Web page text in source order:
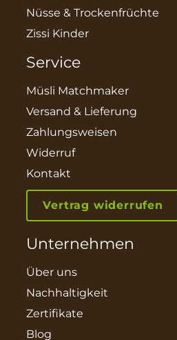
Nüsse & Trockenfrüchte
Zissi Kinder
Service
Müsli Matchmaker
Versand & Lieferung
Zahlungsweisen
Widerruf
Kontakt
Vertrag widerrufen
Unternehmen
Über uns
Nachhaltigkeit
Zertifikate
Blog